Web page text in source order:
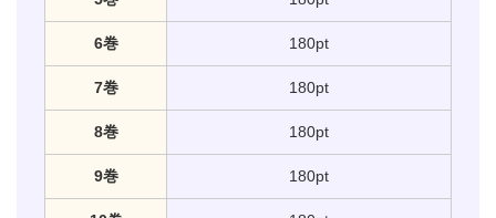
6巻 180pt
7巻 180pt
8巻 180pt
9巻 180pt